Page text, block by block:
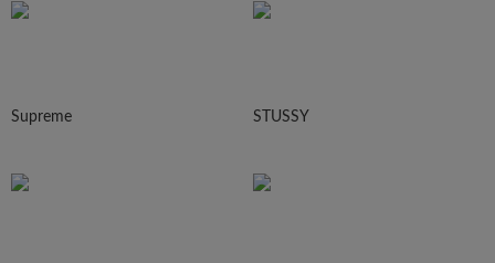
Supreme STUSSY